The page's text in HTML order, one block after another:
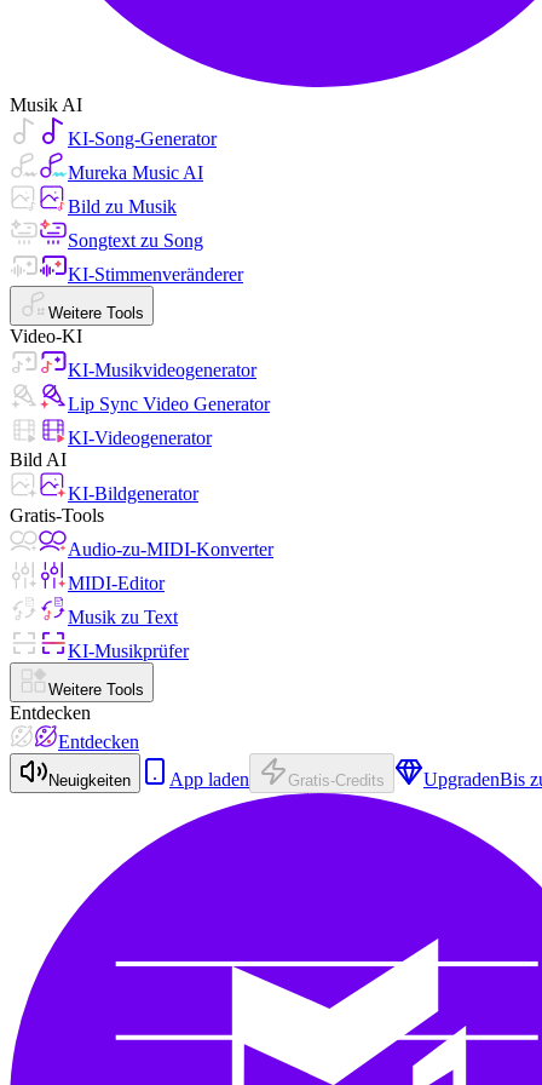
Musik AI
KI-Song-Generator
Mureka Music AI
Bild zu Musik
Songtext zu Song
KI-Stimmenveränderer
Weitere Tools
Video-KI
KI-Musikvideogenerator
Lip Sync Video Generator
KI-Videogenerator
Bild AI
KI-Bildgenerator
Gratis-Tools
Audio-zu-MIDI-Konverter
MIDI-Editor
Musik zu Text
KI-Musikprüfer
Weitere Tools
Entdecken
Entdecken
Neuigkeiten App laden Gratis-Credits UpgradenBis